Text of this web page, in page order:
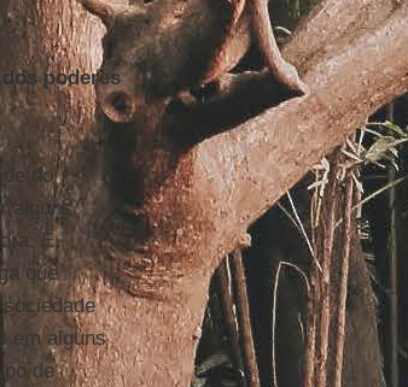
poderes
do
alguns
É
que
em alguns
de